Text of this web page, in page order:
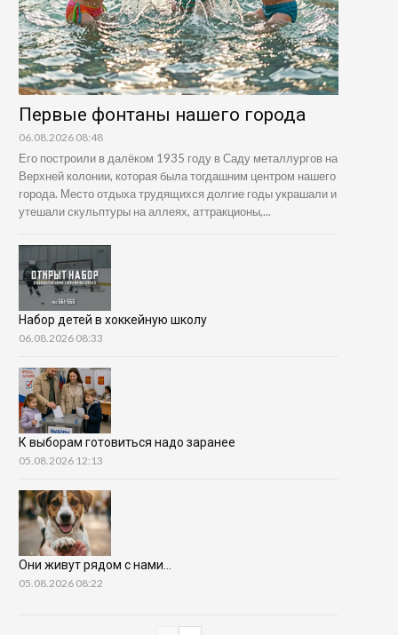
Первые фонтаны нашего города
06.08.2026 08:48
Его построили в далёком 1935 году в Саду металлургов на
Верхней колонии, которая была тогдашним центром нашего
города. Место отдыха трудящихся долгие годы украшали и
утешали скульптуры на аллеях, аттракционы,...
Набор детей в хоккейную школу
06.08.2026 08:33
К выборам готовиться надо заранее
05.08.2026 12:13
Они живут рядом с нами…
05.08.2026 08:22